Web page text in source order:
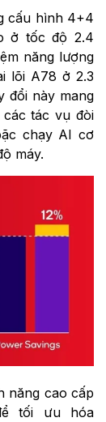
cấu hình 4+4
ở tốc độ 2.4
năng lượng
lõi A78 ở 2.3
đổi này mang
tác vụ đòi
chạy AI cơ
máy.
năng cao cấp
tối ưu hóa